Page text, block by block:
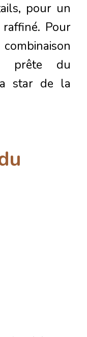
pour un
Pour
prête du
star de la